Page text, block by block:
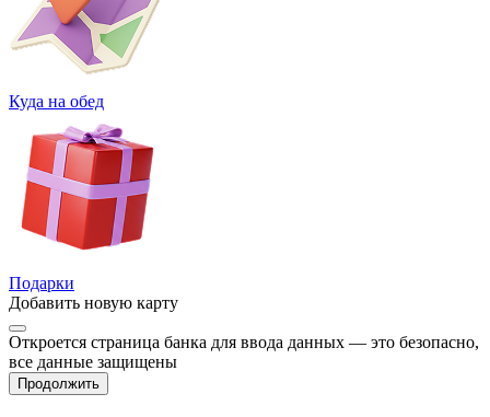
Куда на обед
Подарки
Добавить новую карту
Откроется страница банка для ввода данных — это безопасно,
все данные защищены
Продолжить